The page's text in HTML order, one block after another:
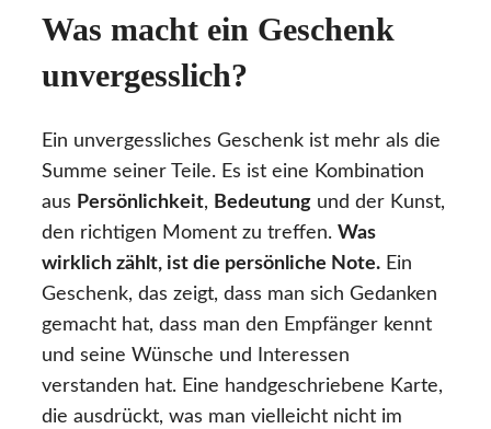
Was macht ein Geschenk
unvergesslich?
Ein unvergessliches Geschenk ist mehr als die
Summe seiner Teile. Es ist eine Kombination
aus Persönlichkeit, Bedeutung und der Kunst,
den richtigen Moment zu treffen. Was
wirklich zählt, ist die persönliche Note. Ein
Geschenk, das zeigt, dass man sich Gedanken
gemacht hat, dass man den Empfänger kennt
und seine Wünsche und Interessen
verstanden hat. Eine handgeschriebene Karte,
die ausdrückt, was man vielleicht nicht im